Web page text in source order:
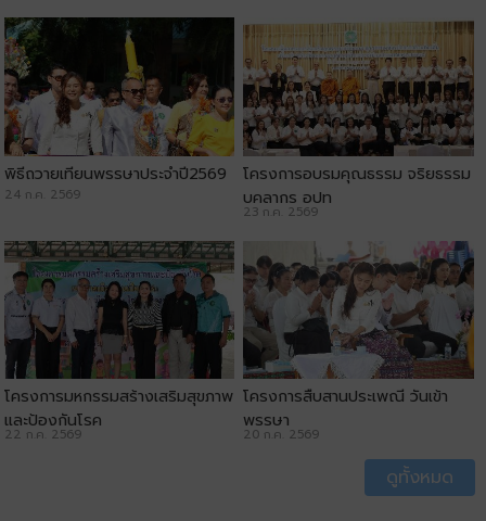
พิธีถวายเทียนพรรษาประจำปี2569
24 ก.ค. 2569
โครงการอบรมคุณธรรม จริยธรรม
บุคลากร อปท
23 ก.ค. 2569
โครงการมหกรรมสร้างเสริมสุขภาพ
และป้องกันโรค
22 ก.ค. 2569
โครงการสืบสานประเพณี วันเข้า
พรรษา
20 ก.ค. 2569
ดูทั้งหมด